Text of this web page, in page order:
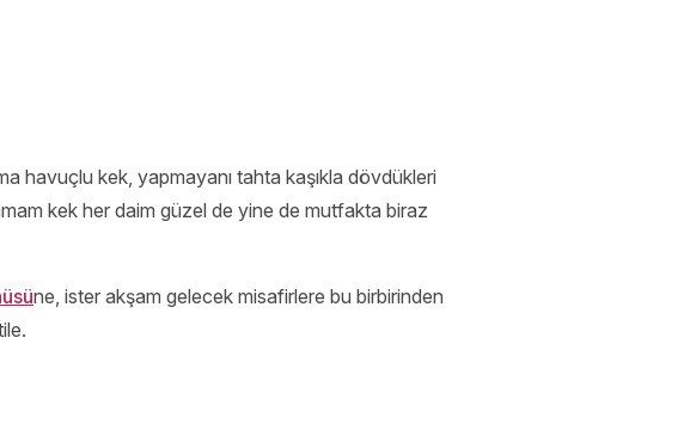
havuçlu kek, yapmayanı tahta kaşıkla dövdükleri
kek her daim güzel de yine de mutfakta biraz
ne, ister akşam gelecek misafirlere bu birbirinden